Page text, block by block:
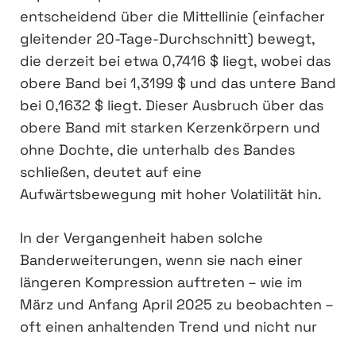
entscheidend über die Mittellinie (einfacher
gleitender 20-Tage-Durchschnitt) bewegt,
die derzeit bei etwa 0,7416 $ liegt, wobei das
obere Band bei 1,3199 $ und das untere Band
bei 0,1632 $ liegt. Dieser Ausbruch über das
obere Band mit starken Kerzenkörpern und
ohne Dochte, die unterhalb des Bandes
schließen, deutet auf eine
Aufwärtsbewegung mit hoher Volatilität hin.
In der Vergangenheit haben solche
Banderweiterungen, wenn sie nach einer
längeren Kompression auftreten – wie im
März und Anfang April 2025 zu beobachten –
oft einen anhaltenden Trend und nicht nur